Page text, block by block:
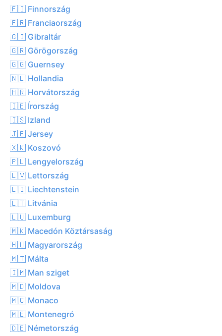
🇫🇮 Finnország
🇫🇷 Franciaország
🇬🇮 Gibraltár
🇬🇷 Görögország
🇬🇬 Guernsey
🇳🇱 Hollandia
🇭🇷 Horvátország
🇮🇪 Írország
🇮🇸 Izland
🇯🇪 Jersey
🇽🇰 Koszovó
🇵🇱 Lengyelország
🇱🇻 Lettország
🇱🇮 Liechtenstein
🇱🇹 Litvánia
🇱🇺 Luxemburg
🇲🇰 Macedón Köztársaság
🇭🇺 Magyarország
🇲🇹 Málta
🇮🇲 Man sziget
🇲🇩 Moldova
🇲🇨 Monaco
🇲🇪 Montenegró
🇩🇪 Németország